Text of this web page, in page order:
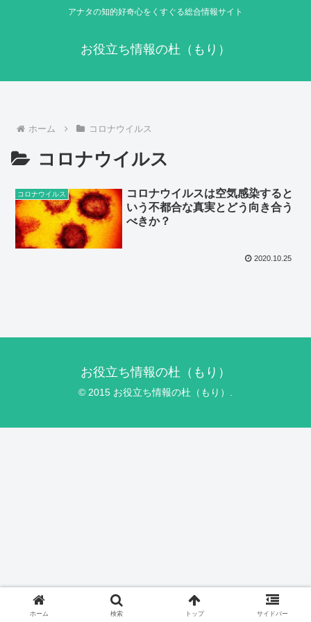
アナタの知的好奇心をくすぐる総合情報サイト
お役立ち情報の杜（もり）
ホーム コロナウイルス
コロナウイルス
コロナウイルス
コロナウイルスは空気感染すると
いう不都合な真実とどう向き合う
べきか？
2020.10.25
お役立ち情報の杜（もり）
© 2015 お役立ち情報の杜（もり）.
ホーム 検索 トップ サイドバー